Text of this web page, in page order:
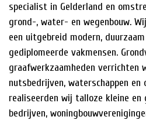
specialist in Gelderland en
grond-, water- en wegenbouw.
een uitgebreid modern,
gediplomeerde vakmensen.
graafwerkzaamheden verrichten
nutsbedrijven, waterschappen en
realiseerden wij talloze kleine
bedrijven,